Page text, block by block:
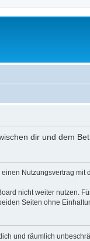
dir und dem
Nutzungsvertrag
nicht weiter nutzen.
Seiten ohne
und räumlich